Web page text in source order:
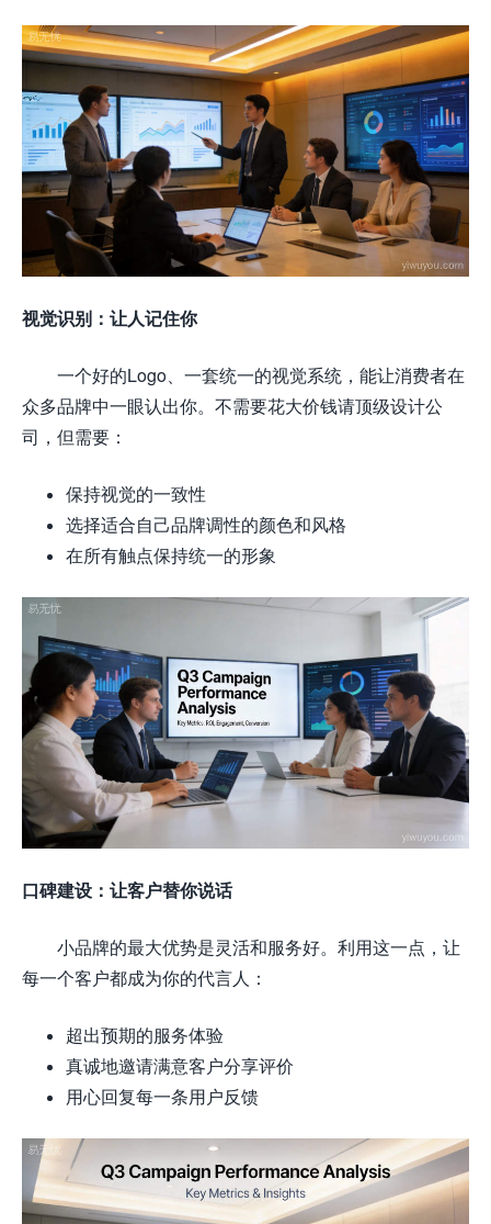
视觉识别：让人记住你
一个好的Logo、一套统一的视觉系统，能让消费者在
众多品牌中一眼认出你。不需要花大价钱请顶级设计公
司，但需要：
保持视觉的一致性
选择适合自己品牌调性的颜色和风格
在所有触点保持统一的形象
口碑建设：让客户替你说话
小品牌的最大优势是灵活和服务好。利用这一点，让
每一个客户都成为你的代言人：
超出预期的服务体验
真诚地邀请满意客户分享评价
用心回复每一条用户反馈